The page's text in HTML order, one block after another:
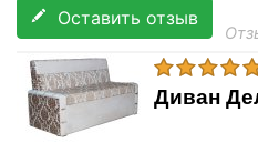
Оставить отзыв
Диван